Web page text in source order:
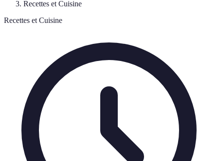
Recettes et Cuisine
Recettes et Cuisine